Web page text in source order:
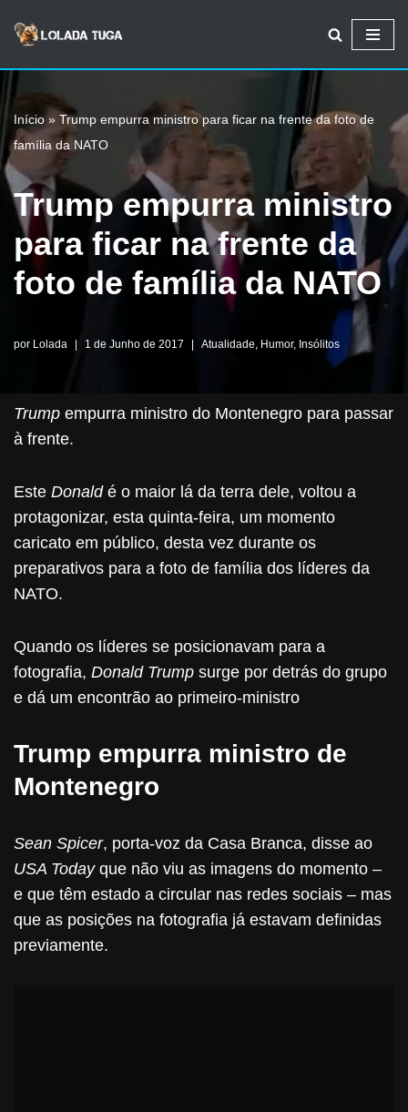
Avançar
o
conteúdo
Início » Trump empurra ministro para ficar na frente da foto de
família da NATO
Trump empurra ministro
para ficar na frente da
foto de família da NATO
por Lolada 1 de Junho de 2017 Atualidade, Humor, Insólitos
Trump empurra ministro do Montenegro para passar
à frente.
Este Donaldé o maior lá da terra dele, voltou a
protagonizar, esta quinta-feira, um momento
caricato em público, desta vez durante os
preparativos para a foto de família dos líderes da
NATO.
Quando os líderes se posicionavam para a
fotografia, Donald Trump surge por detrás do grupo
e dá um encontrão ao primeiro-ministro
Trump empurra ministro de
Montenegro
Sean Spicer, porta-voz da Casa Branca, disse ao
USA Todayque não viu as imagens do momento –
e que têm estado a circular nas redes sociais – mas
que as posições na fotografia já estavam definidas
previamente.